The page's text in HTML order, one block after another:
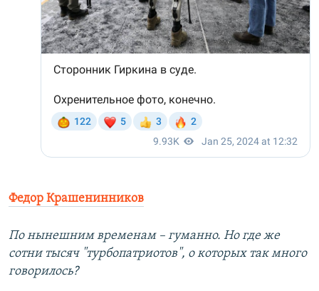
Федор Крашенинников
По нынешним временам – гуманно. Но где же
сотни тысяч "турбопатриотов", о которых так много
говорилось?